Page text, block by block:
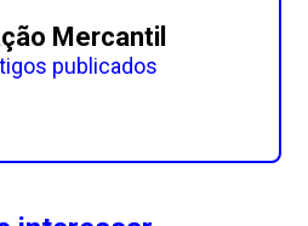
Mercantil
publicados